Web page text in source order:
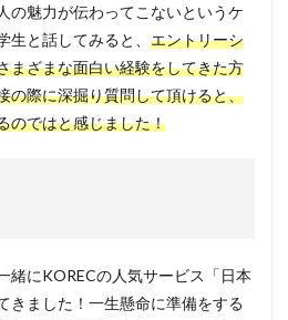
の魅力が伝わってこないというケ
生と話してみると、 エントリーシ
まざまな面白い経験をしてきた方
の際に深掘り質問して頂けると、
のではと感じました！
にKORECの人気サービス「日本
きました！一生懸命に準備をする